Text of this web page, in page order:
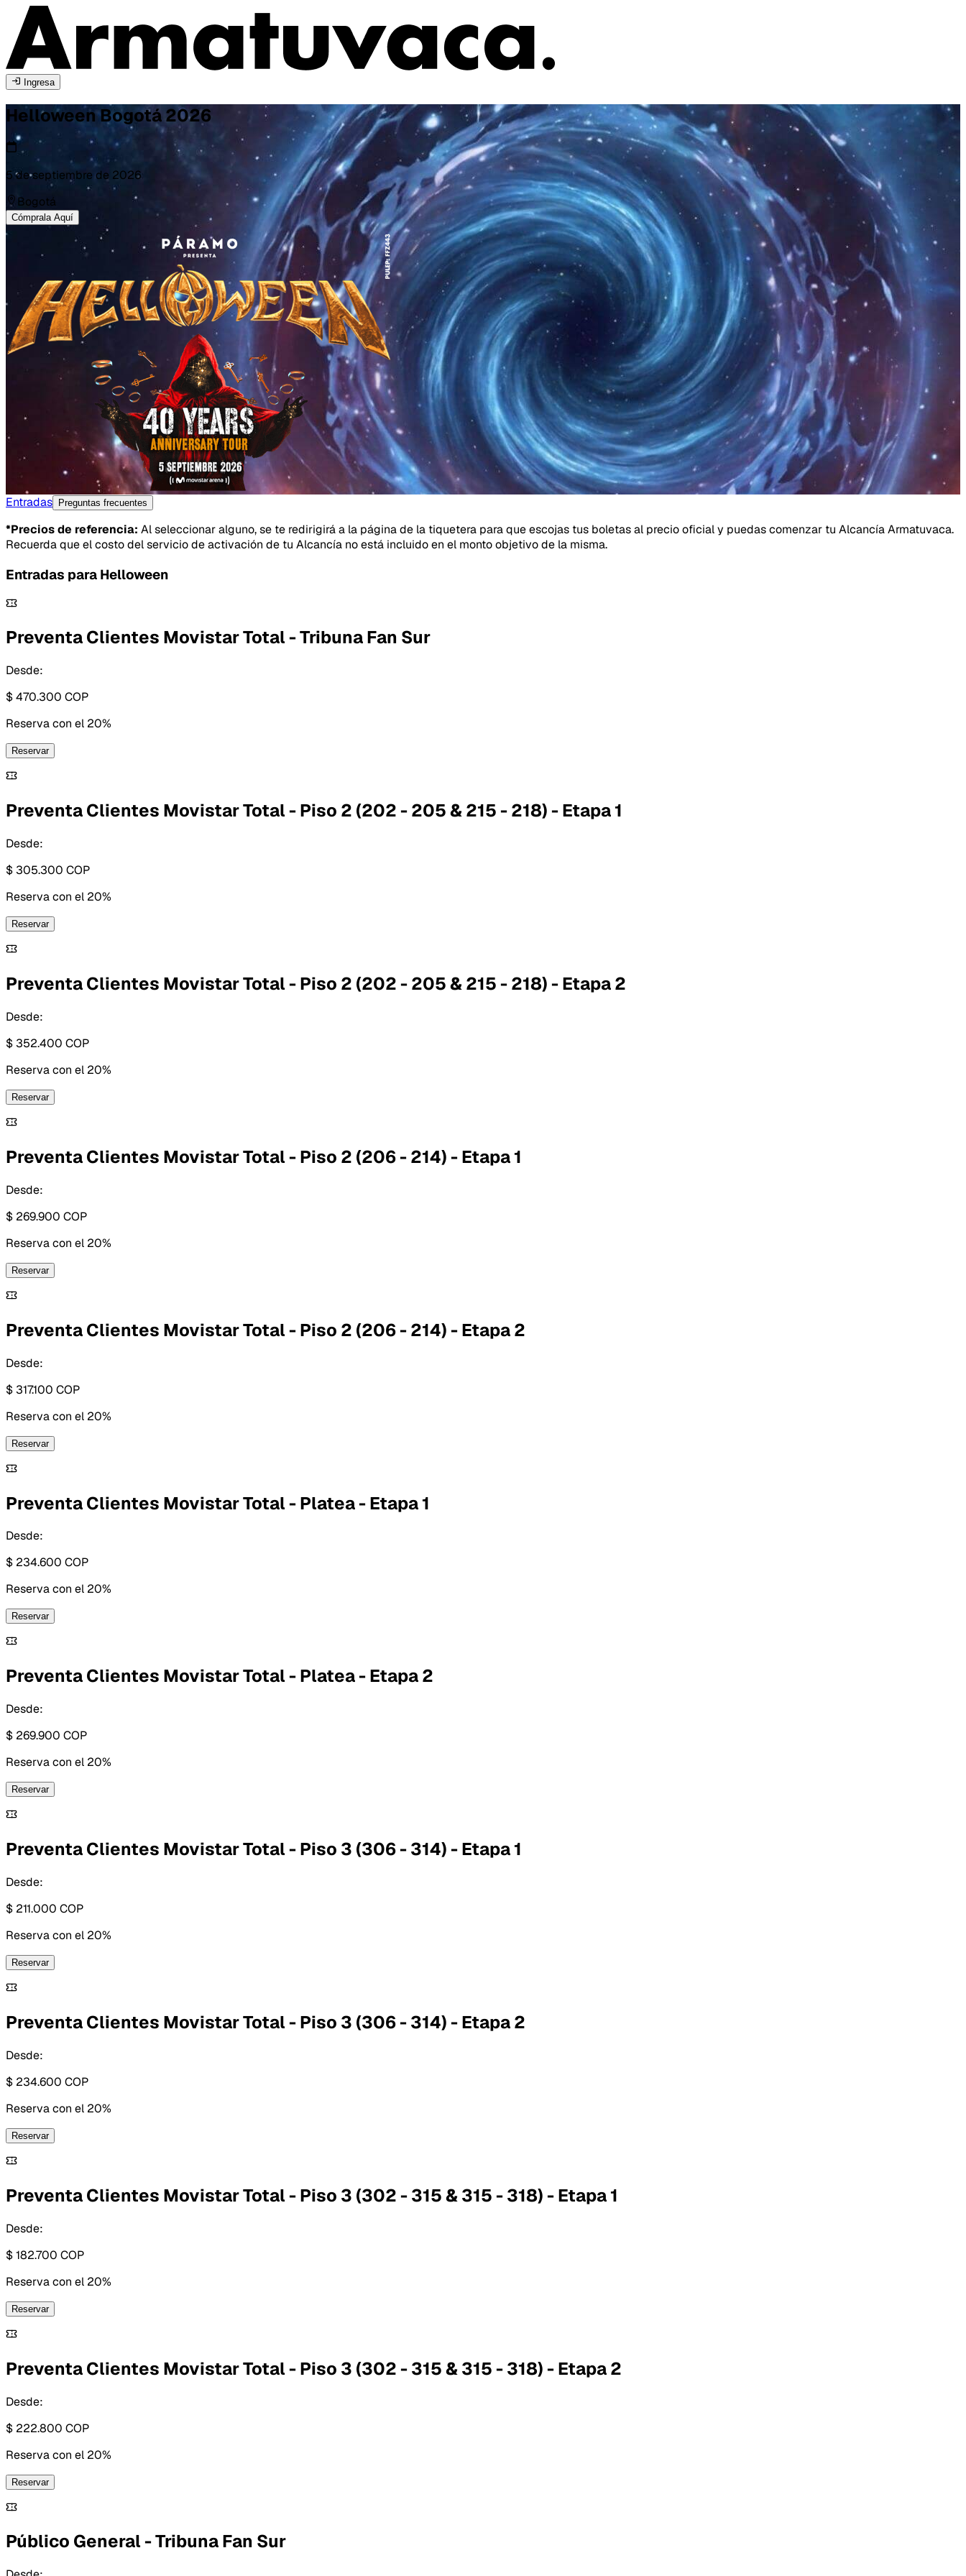
Ingresa
HelloweenBogotá2026
5 de septiembre de 2026
Bogotá
Cómprala Aquí
Entradas Preguntas frecuentes
*Precios de referencia: Al seleccionar alguno, se te redirigirá a la página de la tiquetera para que escojas tus boletas al precio oficial y puedas comenzar tu Alcancía Armatuvaca.
Recuerda que el costo del servicio de activación de tu Alcancía no está incluido en el monto objetivo de la misma.
Entradas para Helloween
Preventa Clientes Movistar Total - Tribuna Fan Sur
Desde:
$ 470.300 COP
Reserva con el 20%
Reservar
Preventa Clientes Movistar Total - Piso 2 (202 - 205 & 215 - 218) - Etapa 1
Desde:
$ 305.300 COP
Reserva con el 20%
Reservar
Preventa Clientes Movistar Total - Piso 2 (202 - 205 & 215 - 218) - Etapa 2
Desde:
$ 352.400 COP
Reserva con el 20%
Reservar
Preventa Clientes Movistar Total - Piso 2 (206 - 214) - Etapa 1
Desde:
$ 269.900 COP
Reserva con el 20%
Reservar
Preventa Clientes Movistar Total - Piso 2 (206 - 214) - Etapa 2
Desde:
$ 317.100 COP
Reserva con el 20%
Reservar
Preventa Clientes Movistar Total - Platea - Etapa 1
Desde:
$ 234.600 COP
Reserva con el 20%
Reservar
Preventa Clientes Movistar Total - Platea - Etapa 2
Desde:
$ 269.900 COP
Reserva con el 20%
Reservar
Preventa Clientes Movistar Total - Piso 3 (306 - 314) - Etapa 1
Desde:
$ 211.000 COP
Reserva con el 20%
Reservar
Preventa Clientes Movistar Total - Piso 3 (306 - 314) - Etapa 2
Desde:
$ 234.600 COP
Reserva con el 20%
Reservar
Preventa Clientes Movistar Total - Piso 3 (302 - 315 & 315 - 318) - Etapa 1
Desde:
$ 182.700 COP
Reserva con el 20%
Reservar
Preventa Clientes Movistar Total - Piso 3 (302 - 315 & 315 - 318) - Etapa 2
Desde:
$ 222.800 COP
Reserva con el 20%
Reservar
Público General - Tribuna Fan Sur